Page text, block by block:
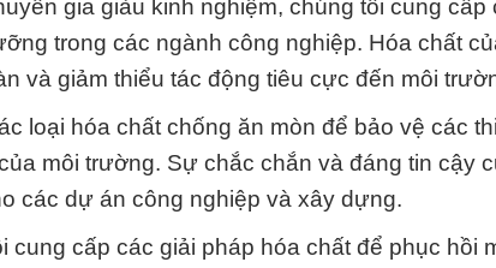
gia giàu kinh nghiệm, chúng tôi cung cấp
trong các ngành công nghiệp. Hóa chất
và giảm thiểu tác động tiêu cực đến môi
loại hóa chất chống ăn mòn để bảo vệ các
môi trường. Sự chắc chắn và đáng tin cậy
các dự án công nghiệp và xây dựng.
cấp các giải pháp hóa chất để phục hồi